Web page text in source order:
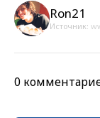
Ron21
Источник:
0